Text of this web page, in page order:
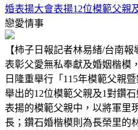
婚表揚大會表揚12位模範父親
戀愛情事
【柿子日報記者林易緒/台南
表彰父愛無私奉獻及婚姻楷模
日隆重舉行「115年模範父親
舉出的12位模範父親及1對鑽
表揚的模範父親中，以將軍里
長；鑽石婚楷模則為長榮里的